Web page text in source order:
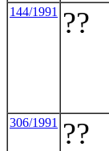
144/1991 ??
306/1991 ??